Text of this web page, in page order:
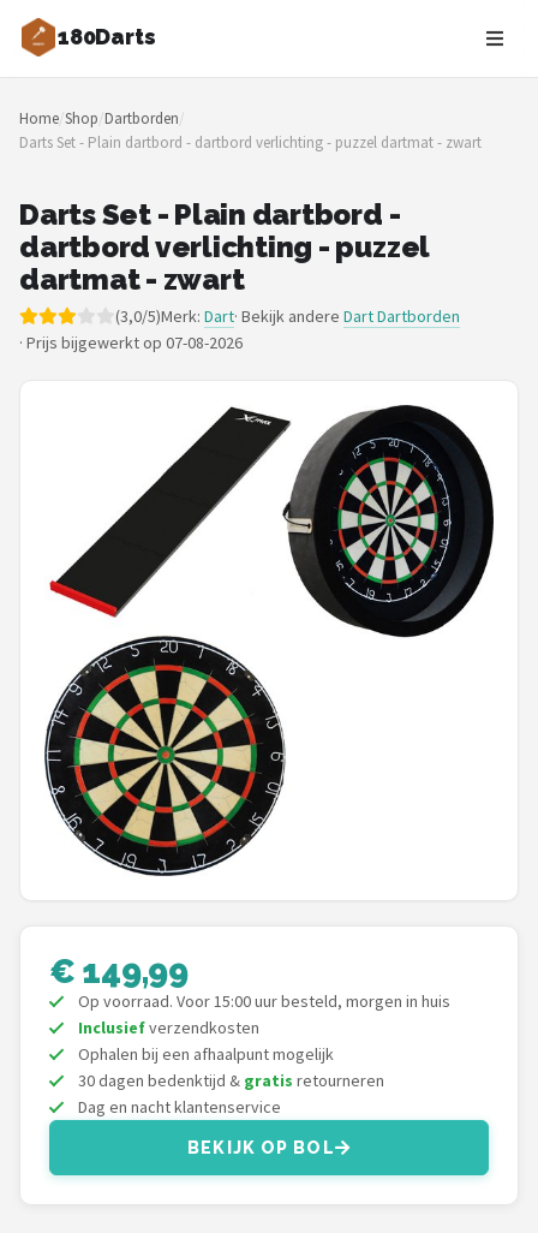
180Darts
Zoeken
NAVIGATIE
Merken
Blog
Dartspelers
Uitgooilijst
Dartshop
POPULAIRE MERKEN
Target
Winmau
Bull's
Dart
ABC Darts
Mission
Harrows
KOTO
Red Dragon
Home/Shop/Dartborden/
Darts Set - Plain dartbord - dartbord verlichting - puzzel dartmat - zwart
Darts Set - Plain dartbord -
dartbord verlichting - puzzel
dartmat - zwart
(3,0/5)Merk: Dart· Bekijk andere Dart Dartborden
· Prijs bijgewerkt op 07-08-2026
€ 149,99
Op voorraad. Voor 15:00 uur besteld, morgen in huis
Inclusiefverzendkosten
Ophalen bij een afhaalpunt mogelijk
30 dagen bedenktijd & gratis retourneren
Dag en nacht klantenservice
BEKIJK OP BOL